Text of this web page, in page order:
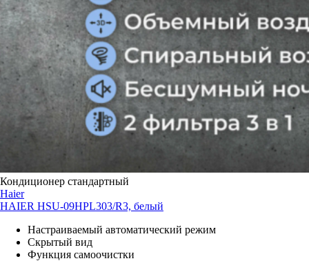
Кондиционер стандартный
Haier
HAIER HSU-09HPL303/R3, белый
Настраиваемый автоматический режим
Скрытый вид
Функция самоочистки